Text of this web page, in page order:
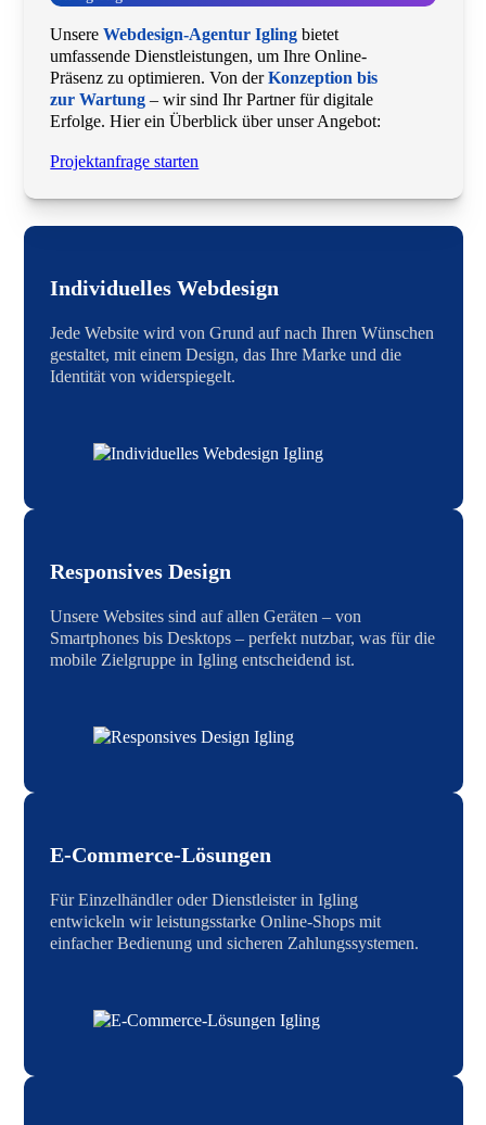
UnsereWebdesign-Agentur Igling bietet
umfassende Dienstleistungen, um Ihre Online-
Präsenz zu optimieren. Von derKonzeption bis
zur Wartung – wir sind Ihr Partner für digitale
Erfolge. Hier ein Überblick über unser Angebot:
Projektanfrage starten
Individuelles Webdesign
Jede Website wird von Grund auf nach Ihren Wünschen
gestaltet, mit einem Design, das Ihre Marke und die
Identität von widerspiegelt.
Responsives Design
Unsere Websites sind auf allen Geräten – von
Smartphones bis Desktops – perfekt nutzbar, was für die
mobile Zielgruppe in Igling entscheidend ist.
E-Commerce-Lösungen
Für Einzelhändler oder Dienstleister in Igling
entwickeln wir leistungsstarke Online-Shops mit
einfacher Bedienung und sicheren Zahlungssystemen.